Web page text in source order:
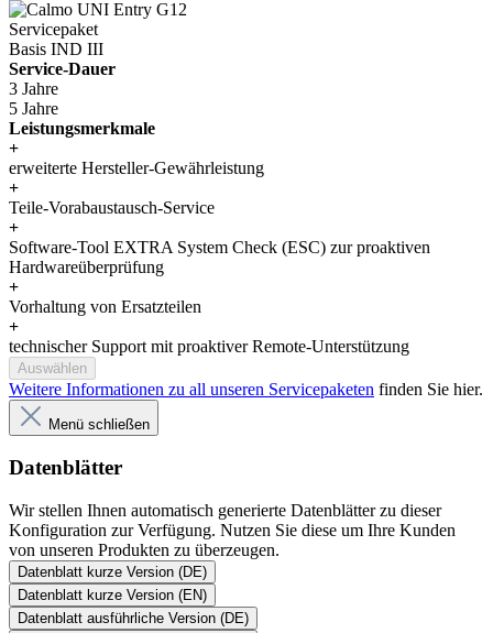
Servicepaket
Basis IND III
Service-Dauer
3 Jahre
5 Jahre
Leistungsmerkmale
+
erweiterte Hersteller-Gewährleistung
+
Teile-Vorabaustausch-Service
+
Software-Tool EXTRA System Check (ESC) zur proaktiven
Hardwareüberprüfung
+
Vorhaltung von Ersatzteilen
+
technischer Support mit proaktiver Remote-Unterstützung
Auswählen
Weitere Informationen zu all unseren Servicepaketen finden Sie hier.
Menü schließen
Datenblätter
Wir stellen Ihnen automatisch generierte Datenblätter zu dieser
Konfiguration zur Verfügung. Nutzen Sie diese um Ihre Kunden
von unseren Produkten zu überzeugen.
Datenblatt kurze Version (DE)
Datenblatt kurze Version (EN)
Datenblatt ausführliche Version (DE)